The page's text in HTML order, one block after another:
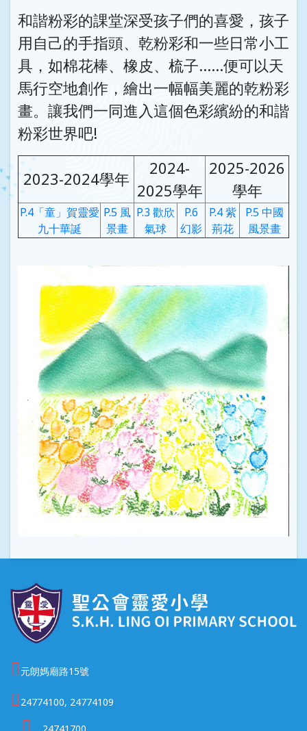
和諧粉彩的課堂深受孩子們的喜愛，孩子
用自己的手指頭、乾粉彩和一些日常小工
具，如棉花棒、橡皮、梳子……便可以天
馬行空地創作，繪出一幅幅美麗的乾粉彩
畫。讓我們一同進入這個色彩繽紛的和諧
粉彩世界吧!
2023-2024學年
2024-
2025學年
2025-2026
學年
P.4「童」賀靈愛
九十華誕
P.5 風
景畫
P.3 歡欣
氣球
P.6
幻影
P.4 紫
荊花
P.5 中國
風景畫
元朗媽廟路15號
24774100, 24774109